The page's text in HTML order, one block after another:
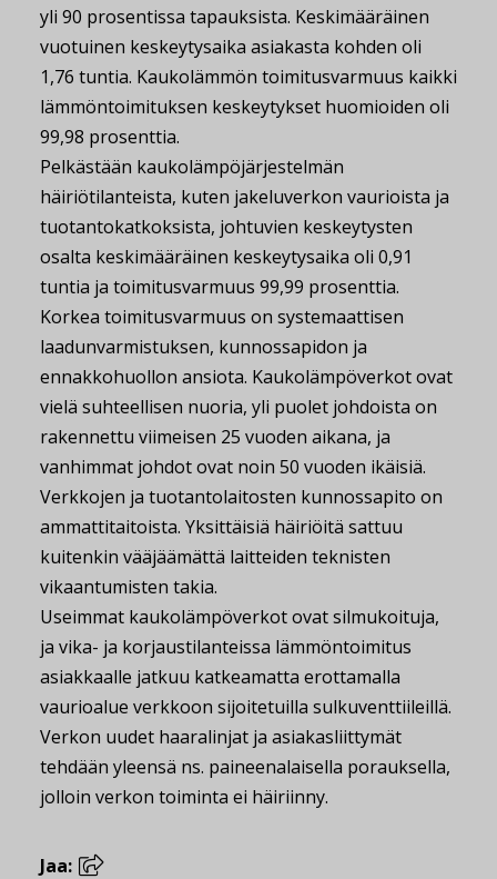
yli 90 prosentissa tapauksista. Keskimääräinen
vuotuinen keskeytysaika asiakasta kohden oli
1,76 tuntia. Kaukolämmön toimitusvarmuus kaikki
lämmöntoimituksen keskeytykset huomioiden oli
99,98 prosenttia.
Pelkästään kaukolämpöjärjestelmän
häiriötilanteista, kuten jakeluverkon vaurioista ja
tuotantokatkoksista, johtuvien keskeytysten
osalta keskimääräinen keskeytysaika oli 0,91
tuntia ja toimitusvarmuus 99,99 prosenttia.
Korkea toimitusvarmuus on systemaattisen
laadunvarmistuksen, kunnossapidon ja
ennakkohuollon ansiota. Kaukolämpöverkot ovat
vielä suhteellisen nuoria, yli puolet johdoista on
rakennettu viimeisen 25 vuoden aikana, ja
vanhimmat johdot ovat noin 50 vuoden ikäisiä.
Verkkojen ja tuotantolaitosten kunnossapito on
ammattitaitoista. Yksittäisiä häiriöitä sattuu
kuitenkin vääjäämättä laitteiden teknisten
vikaantumisten takia.
Useimmat kaukolämpöverkot ovat silmukoituja,
ja vika- ja korjaustilanteissa lämmöntoimitus
asiakkaalle jatkuu katkeamatta erottamalla
vaurioalue verkkoon sijoitetuilla sulkuventtiileillä.
Verkon uudet haaralinjat ja asiakasliittymät
tehdään yleensä ns. paineenalaisella porauksella,
jolloin verkon toiminta ei häiriinny.
Jaa: